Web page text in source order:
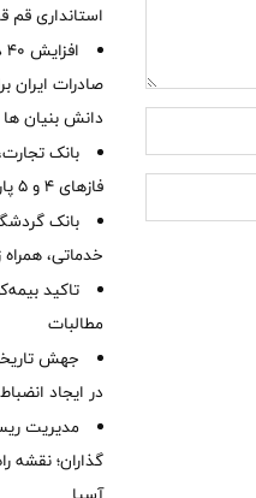
استانداری قم
صادرات ایران
دانش بنیان ها
بانک
فازهای ۴ و ۵ پارس جنوبی
بانک
خدماتی،
تاکید
مطالبات ‌
جهش
در ایجاد
مدیریت
گذاران؛ نقشه